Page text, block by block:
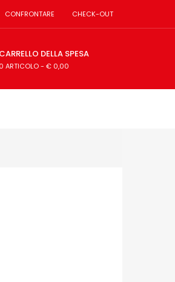
CONFRONTARE CHECK-OUT
CARRELLO DELLA SPESA
0 ARTICOLO- € 0,00